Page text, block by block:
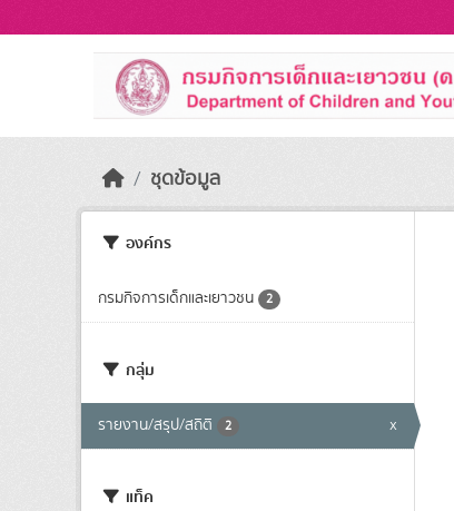
ชุดข้อมูล
องค์กร
กรมกิจการเด็กและเยาวชน 2
กลุ่ม
รายงาน/สรุป/สถิติ 2 x
แท็ค